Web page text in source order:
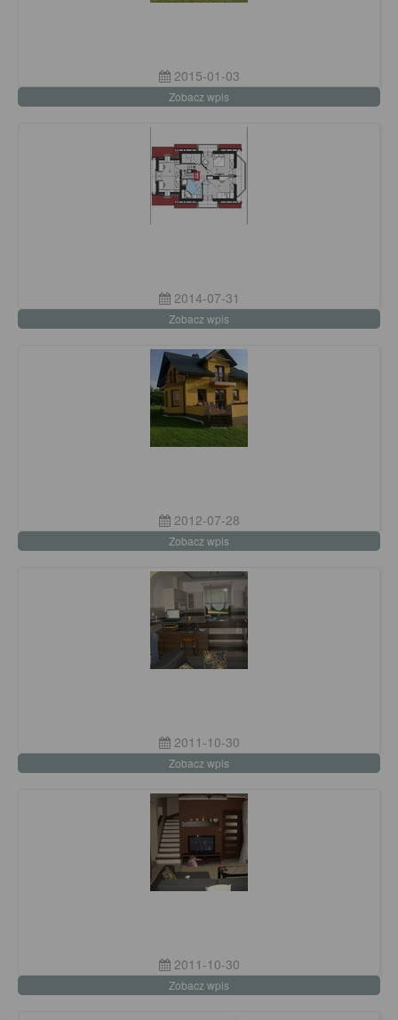
2015-01-03
Zobacz wpis
2014-07-31
Zobacz wpis
2012-07-28
Zobacz wpis
2011-10-30
Zobacz wpis
2011-10-30
Zobacz wpis